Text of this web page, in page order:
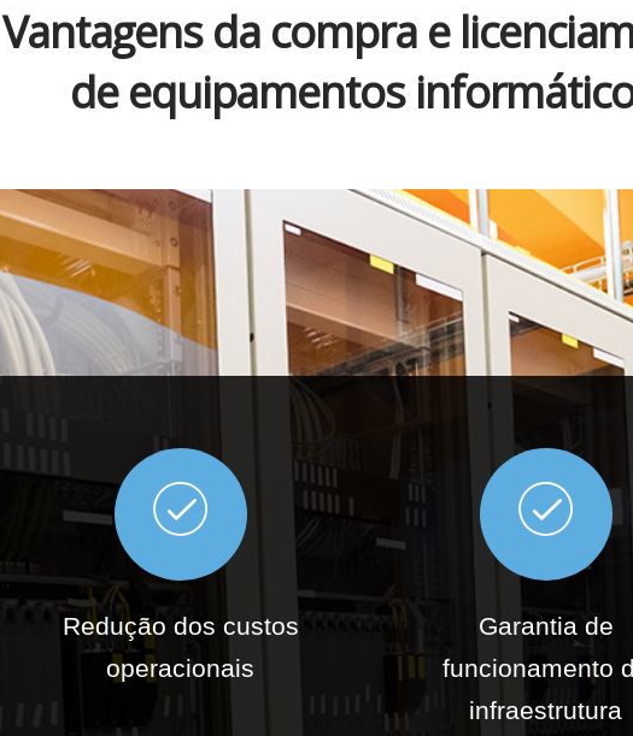
Vantagens da compra e
de equipamentos
Redução dos custos
operacionais
Garantia de
funcionamento
infraestrutura